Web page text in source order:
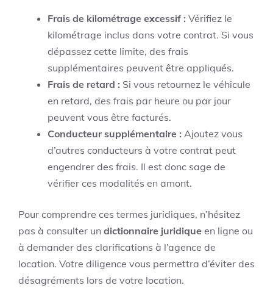
Frais de kilométrage excessif : Vérifiez le
kilométrage inclus dans votre contrat. Si vous
dépassez cette limite, des frais
supplémentaires peuvent être appliqués.
Frais de retard : Si vous retournez le véhicule
en retard, des frais par heure ou par jour
peuvent vous être facturés.
Conducteur supplémentaire : Ajoutez vous
d’autres conducteurs à votre contrat peut
engendrer des frais. Il est donc sage de
vérifier ces modalités en amont.
Pour comprendre ces termes juridiques, n’hésitez
pas à consulter un dictionnaire juridique en ligne ou
à demander des clarifications à l’agence de
location. Votre diligence vous permettra d’éviter des
désagréments lors de votre location.